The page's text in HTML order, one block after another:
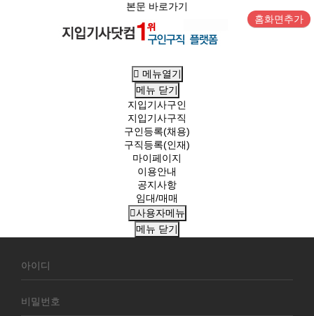
본문 바로가기
홈화면추가
메뉴열기
메뉴 닫기
지입기사구인
지입기사구직
구인등록(채용)
구직등록(인재)
마이페이지
이용안내
공지사항
임대/매매
사용자메뉴
메뉴 닫기
원
그